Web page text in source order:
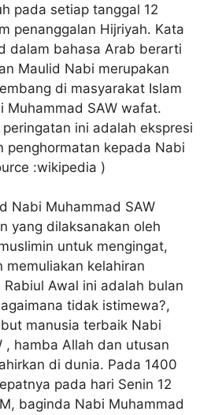
pada setiap tanggal 12
penanggalan Hijriyah. Kata
dalam bahasa Arab berarti
Maulid Nabi merupakan
di masyarakat Islam
Muhammad SAW wafat.
ini adalah ekspresi
penghormatan kepada Nabi
:wikipedia )
Nabi Muhammad SAW
yang dilaksanakan oleh
untuk mengingat,
memuliakan kelahiran
Rabiul Awal ini adalah bulan
tidak istimewa?,
manusia terbaik Nabi
, hamba Allah dan utusan
di dunia. Pada 1400
pada hari Senin 12
baginda Nabi Muhammad